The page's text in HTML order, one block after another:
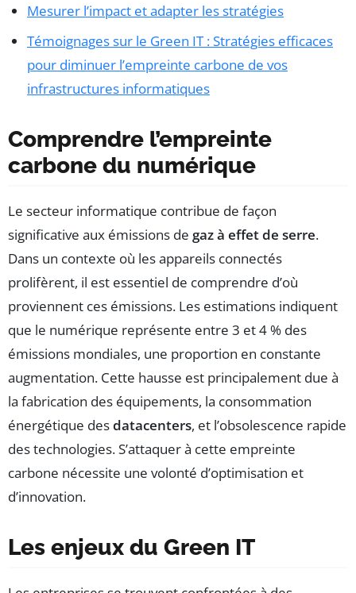
Mesurer l’impact et adapter les stratégies
Témoignages sur le Green IT : Stratégies efficaces
pour diminuer l’empreinte carbone de vos
infrastructures informatiques
Comprendre l’empreinte
carbone du numérique
Le secteur informatique contribue de façon
significative aux émissions de gaz à effet de serre.
Dans un contexte où les appareils connectés
prolifèrent, il est essentiel de comprendre d’où
proviennent ces émissions. Les estimations indiquent
que le numérique représente entre 3 et 4 % des
émissions mondiales, une proportion en constante
augmentation. Cette hausse est principalement due à
la fabrication des équipements, la consommation
énergétique desdatacenters, et l’obsolescence rapide
des technologies. S’attaquer à cette empreinte
carbone nécessite une volonté d’optimisation et
d’innovation.
Les enjeux du Green IT